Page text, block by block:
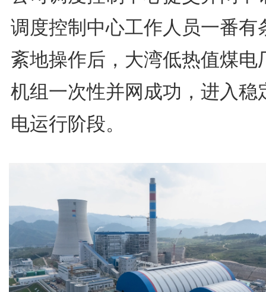
调度控制中心工作人员一番有
紊地操作后，大湾低热值煤电
机组一次性并网成功，进入稳
电运行阶段。